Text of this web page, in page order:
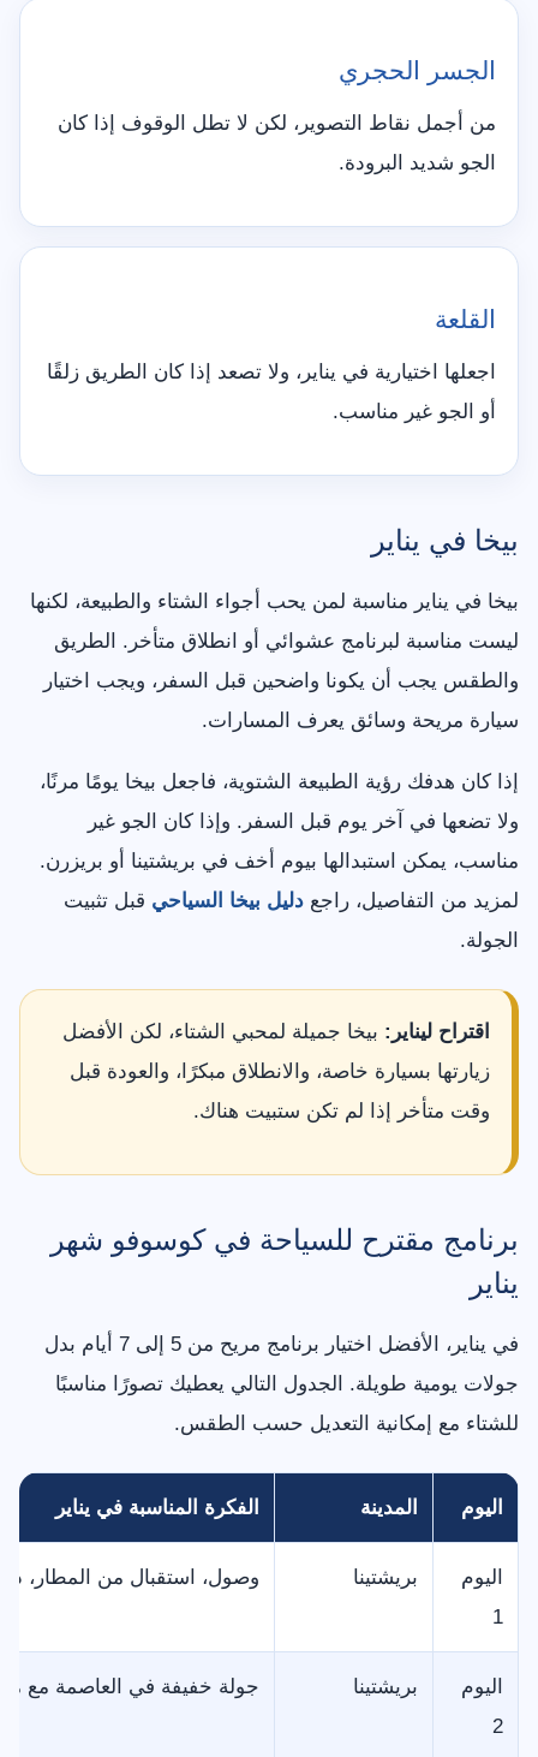
الجسر الحجري
من أجمل نقاط التصوير، لكن لا تطل الوقوف إذا كان
الجو شديد البرودة.
القلعة
اجعلها اختيارية في يناير، ولا تصعد إذا كان الطريق زلقًا
أو الجو غير مناسب.
بيخا في يناير
بيخا في يناير مناسبة لمن يحب أجواء الشتاء والطبيعة، لكنها
ليست مناسبة لبرنامج عشوائي أو انطلاق متأخر. الطريق
والطقس يجب أن يكونا واضحين قبل السفر، ويجب اختيار
سيارة مريحة وسائق يعرف المسارات.
إذا كان هدفك رؤية الطبيعة الشتوية، فاجعل بيخا يومًا مرنًا،
ولا تضعها في آخر يوم قبل السفر. وإذا كان الجو غير
مناسب، يمكن استبدالها بيوم أخف في بريشتينا أو بريزرن.
لمزيد من التفاصيل، راجع دليل بيخا السياحي قبل تثبيت
الجولة.
اقتراح ليناير: بيخا جميلة لمحبي الشتاء، لكن الأفضل
زيارتها بسيارة خاصة، والانطلاق مبكرًا، والعودة قبل
وقت متأخر إذا لم تكن ستبيت هناك.
برنامج مقترح للسياحة في كوسوفو شهر
يناير
في يناير، الأفضل اختيار برنامج مريح من 5 إلى 7 أيام بدل
جولات يومية طويلة. الجدول التالي يعطيك تصورًا مناسبًا
للشتاء مع إمكانية التعديل حسب الطقس.
اليوم المدينة الفكرة المناسبة في يناير
اليوم
1
بريشتينا وصول، استقبال من المطار،
اليوم
2
بريشتينا جولة خفيفة في العاصمة مع